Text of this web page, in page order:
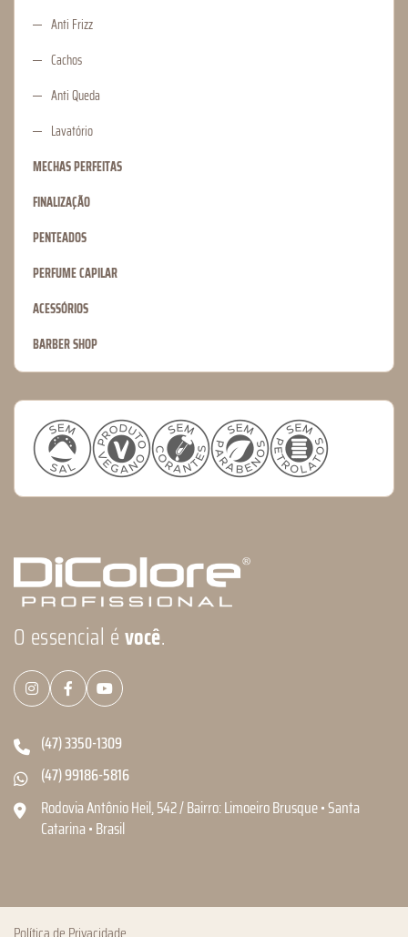
Anti Frizz
Cachos
Anti Queda
Lavatório
MECHAS PERFEITAS
FINALIZAÇÃO
PENTEADOS
PERFUME CAPILAR
ACESSÓRIOS
BARBER SHOP
O essencial évocê.
(47) 3350-1309
(47) 99186-5816
Rodovia Antônio Heil, 542 / Bairro: Limoeiro Brusque • Santa
Catarina • Brasil